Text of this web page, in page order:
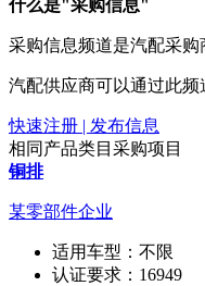
什么是"采购信息"
采购信息频道是汽配采购
汽配供应商可以通过此
快速注册 | 发布信息
相同产品类目采购项目
铜排
某零部件企业
适用车型： 不限
认证要求： 16949